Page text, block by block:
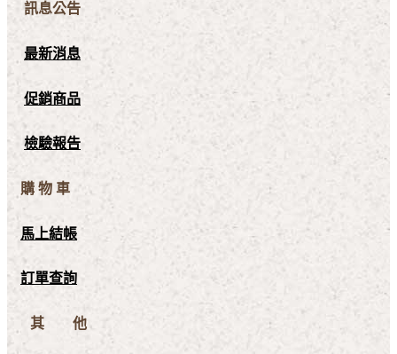
訊息公告
最新消息
促銷商品
檢驗報告
購 物 車
馬上結帳
訂單查詢
其 他